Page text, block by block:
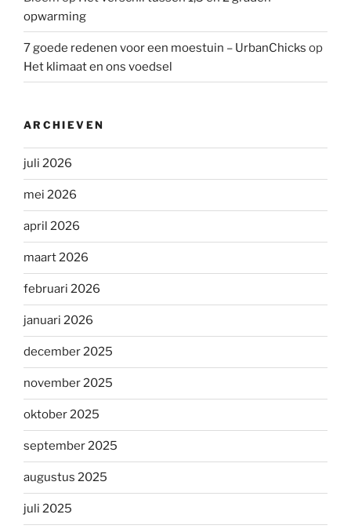
opwarming
7 goede redenen voor een moestuin – UrbanChicks op
Het klimaat en ons voedsel
ARCHIEVEN
juli 2026
mei 2026
april 2026
maart 2026
februari 2026
januari 2026
december 2025
november 2025
oktober 2025
september 2025
augustus 2025
juli 2025